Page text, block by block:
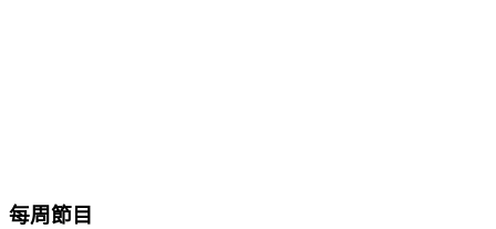
每周節目